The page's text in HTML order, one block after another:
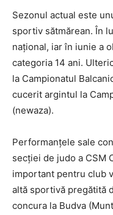
Sezonul actual este
sportiv sătmărean. În
național, iar în iunie a
categoria 14 ani.
la Campionatul
cucerit argintul la
(newaza).
Performanțele sale
secției de judo a CSM
important pentru club
altă sportivă pregătită
concura la Budva